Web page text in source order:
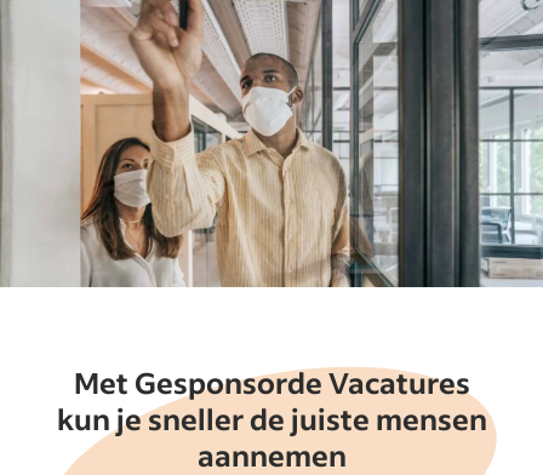
Met Gesponsorde Vacatures
kun je sneller de juiste mensen
aannemen